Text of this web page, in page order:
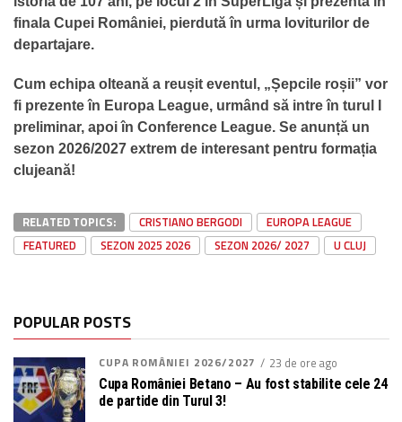
finala Cupei României, pierdută în urma loviturilor de
departajare.
Cum echipa olteană a reușit eventul, „Șepcile roșii” vor
fi prezente în Europa League, urmând să intre în turul I
preliminar, apoi în Conference League. Se anunță un
sezon 2026/2027 extrem de interesant pentru formația
clujeană!
RELATED TOPICS: CRISTIANO BERGODI
EUROPA LEAGUE
FEATURED
SEZON 2025 2026 SEZON 2026/ 2027 U CLUJ
POPULAR POSTS
CUPA ROMÂNIEI 2026/2027 23 de ore ago
Cupa României Betano – Au fost stabilite cele 24
de partide din Turul 3!